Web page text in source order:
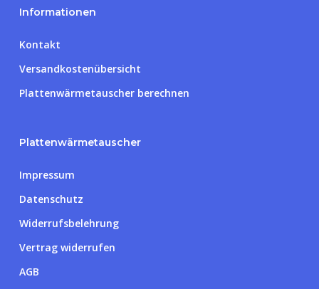
Informationen
Kontakt
Versandkostenübersicht
Plattenwärmetauscher berechnen
Plattenwärmetauscher
Impressum
Datenschutz
Widerrufsbelehrung
Vertrag widerrufen
AGB